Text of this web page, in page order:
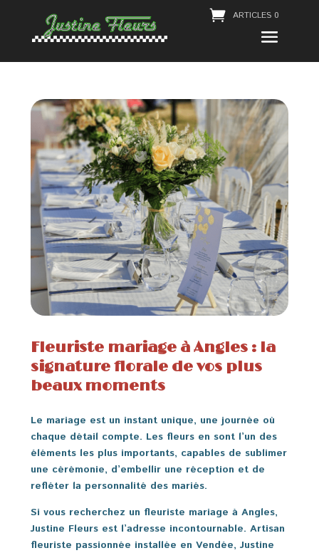
ARTICLES 0
Fleuriste mariage à Angles : la
signature florale de vos plus
beaux moments
Le mariage est un instant unique, une journée où
chaque détail compte. Les fleurs en sont l’un des
éléments les plus importants, capables de sublimer
une cérémonie, d’embellir une réception et de
refléter la personnalité des mariés.
Si vous recherchez un fleuriste mariage à Angles,
Justine Fleurs est l’adresse incontournable. Artisan
fleuriste passionnée installée en Vendée, Justine